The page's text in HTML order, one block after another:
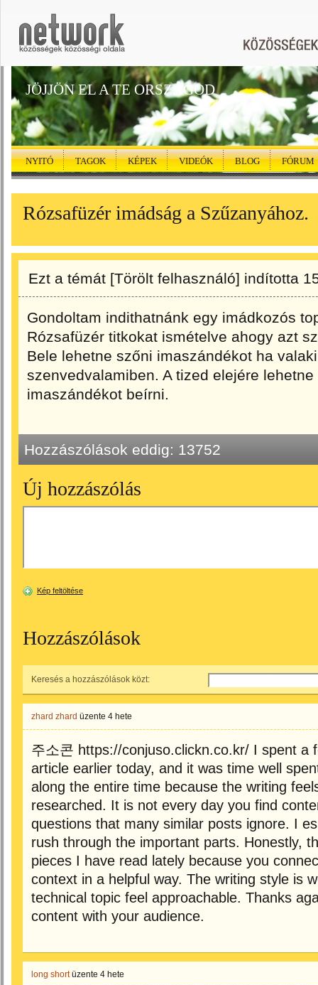
JÖJJÖN EL A TE ORSZÁGOD
NYITÓ TAGOK KÉPEK VIDEÓK BLOG FÓRUM
Rózsafüzér imádság a Szűzanyához.
Ezt a témát [Törölt felhasználó] indította
Gondoltam indithatnánk egy imádkozós
Rózsafüzér titkokat ismételve ahogy azt
Bele lehetne szőni imaszándékot ha
szenvedvalamiben. A tized elejére lehetne
imaszándékot beírni.
Hozzászólások eddig: 13752
Új hozzászólás
Kép feltöltése
Hozzászólások
Keresés a hozzászólások közt:
zhard zhard üzente 4 hete
주소콘 https://conjuso.clickn.co.kr/ I spent a
article earlier today, and it was time well
along the entire time because the writing
researched. It is not every day you find
questions that many similar posts ignore. I
rush through the important parts. Honestly,
pieces I have read lately because you
context in a helpful way. The writing style is
technical topic feel approachable. Thanks
content with your audience.
long shortüzente 4 hete